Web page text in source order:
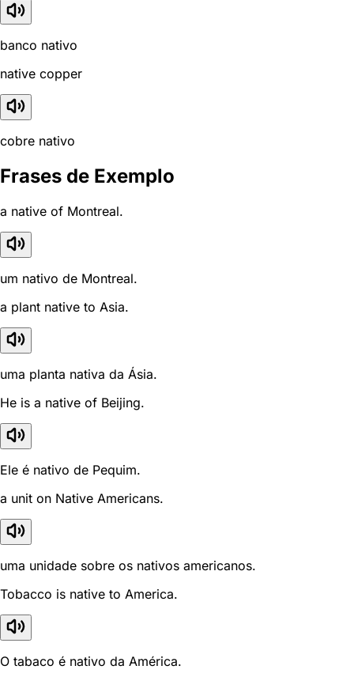
banco nativo
native copper
cobre nativo
Frases de Exemplo
a native of Montreal.
um nativo de Montreal.
a plant native to Asia.
uma planta nativa da Ásia.
He is a native of Beijing.
Ele é nativo de Pequim.
a unit on Native Americans.
uma unidade sobre os nativos americanos.
Tobacco is native to America.
O tabaco é nativo da América.